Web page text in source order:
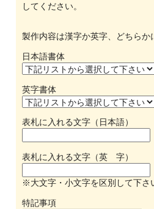
してください。
製作内容は漢字か英字、どちらか
日本語書体
英字書体
表札に入れる文字（日本語）
表札に入れる文字（英 字）
※大文字・小文字を区別して下さ
特記事項